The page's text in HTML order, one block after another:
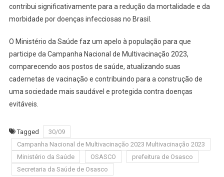
contribui significativamente para a redução da mortalidade e da
morbidade por doenças infecciosas no Brasil.
O Ministério da Saúde faz um apelo à população para que
participe da Campanha Nacional de Multivacinação 2023,
comparecendo aos postos de saúde, atualizando suas
cadernetas de vacinação e contribuindo para a construção de
uma sociedade mais saudável e protegida contra doenças
evitáveis.
Tagged
30/09
Campanha Nacional de Multivacinação 2023 Multivacinação 2023
Ministério da Saúde
OSASCO
prefeitura de Osasco
Secretaria da Saúde de Osasco